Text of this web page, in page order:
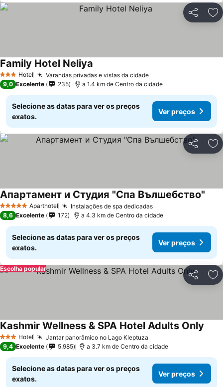
Partilhar
3 EstrelasHotel Varandas privadas e vistas da cidadeVer preços
Family Hotel Neliya
9,0 Excelente 235 a 1.4 km de Centro da cidade
Selecione as datas para ver os preços
exatos.
Ver preços
Partilhar
5 Estrelas Aparthotel Instalações de spa dedicadasVer preços
Апартамент и Студия "Спа Вълшебство"
8,6 Excelente 172 a 4.3 km de Centro da cidade
Selecione as datas para ver os preços
exatos.
Ver preços
Partilhar
Escolha popular
3 EstrelasHotel Jantar panorâmico no Lago Kleptuza
Kashmir Wellness & SPA Hotel Adults Only
9,4 Excelente 5.985 a 3.7 km de Centro da cidade
Selecione as datas para ver os preços
exatos.
Ver preços